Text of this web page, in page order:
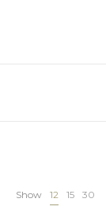
Show 12 15 30